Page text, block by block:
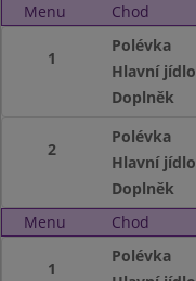
Menu Chod
1
Polévka
Hlavní jídlo
Doplněk
2
Polévka
Hlavní jídlo
Doplněk
Menu
Chod
1
Polévka